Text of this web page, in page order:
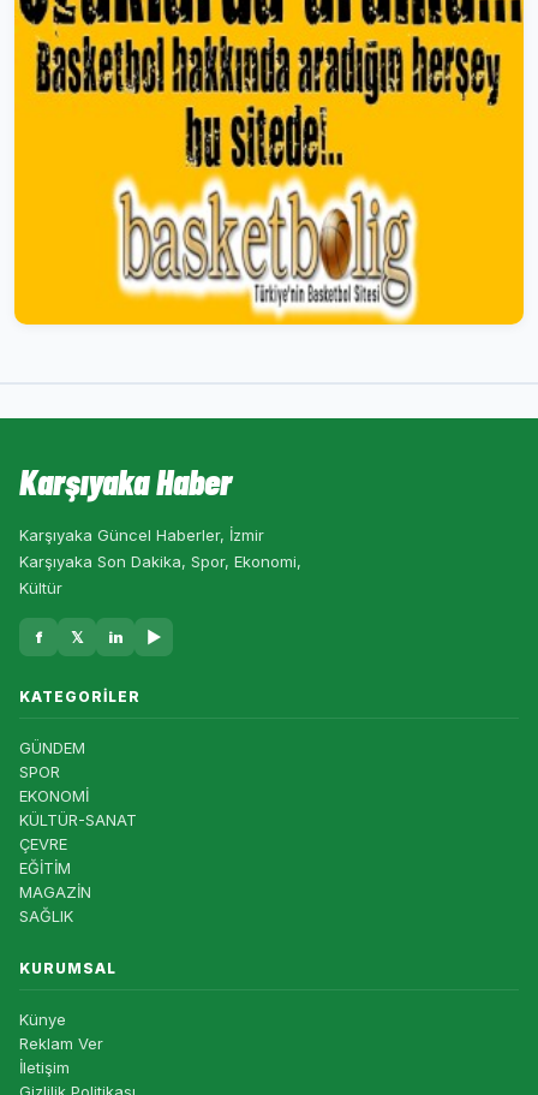
Karşıyaka Haber
Karşıyaka Güncel Haberler, İzmir
Karşıyaka Son Dakika, Spor, Ekonomi,
Kültür
f 𝕏 in ▶
KATEGORILER
GÜNDEM
SPOR
EKONOMİ
KÜLTÜR-SANAT
ÇEVRE
EĞİTİM
MAGAZİN
SAĞLIK
KURUMSAL
Künye
Reklam Ver
İletişim